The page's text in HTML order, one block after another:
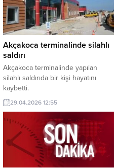
Akçakoca terminalinde silahlı
saldırı
Akçakoca terminalinde yapılan
silahlı saldırıda bir kişi hayatını
kaybetti.
29.04.2026 12:55